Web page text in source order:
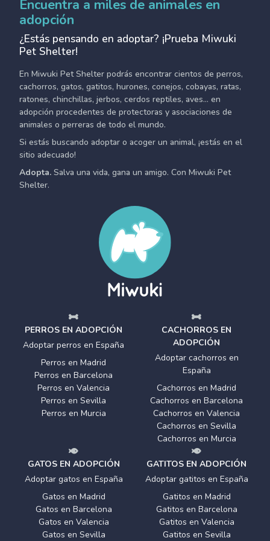
Encuentra a miles de animales en
adopción
¿Estás pensando en adoptar? ¡Prueba Miwuki
Pet Shelter!
En Miwuki Pet Shelter podrás encontrar cientos de perros,
cachorros, gatos, gatitos, hurones, conejos, cobayas, ratas,
ratones, chinchillas, jerbos, cerdos reptiles, aves... en
adopción procedentes de protectoras y asociaciones de
animales o perreras de todo el mundo.
Si estás buscando adoptar o acoger un animal, ¡estás en el
sitio adecuado!
Adopta. Salva una vida, gana un amigo. Con Miwuki Pet
Shelter.
PERROS EN ADOPCIÓN
Adoptar perros en España
Perros en Madrid
Perros en Barcelona
Perros en Valencia
Perros en Sevilla
Perros en Murcia
CACHORROS EN
ADOPCIÓN
Adoptar cachorros en
España
Cachorros en Madrid
Cachorros en Barcelona
Cachorros en Valencia
Cachorros en Sevilla
Cachorros en Murcia
GATOS EN ADOPCIÓN
Adoptar gatos en España
Gatos en Madrid
Gatos en Barcelona
Gatos en Valencia
Gatos en Sevilla
GATITOS EN ADOPCIÓN
Adoptar gatitos en España
Gatitos en Madrid
Gatitos en Barcelona
Gatitos en Valencia
Gatitos en Sevilla